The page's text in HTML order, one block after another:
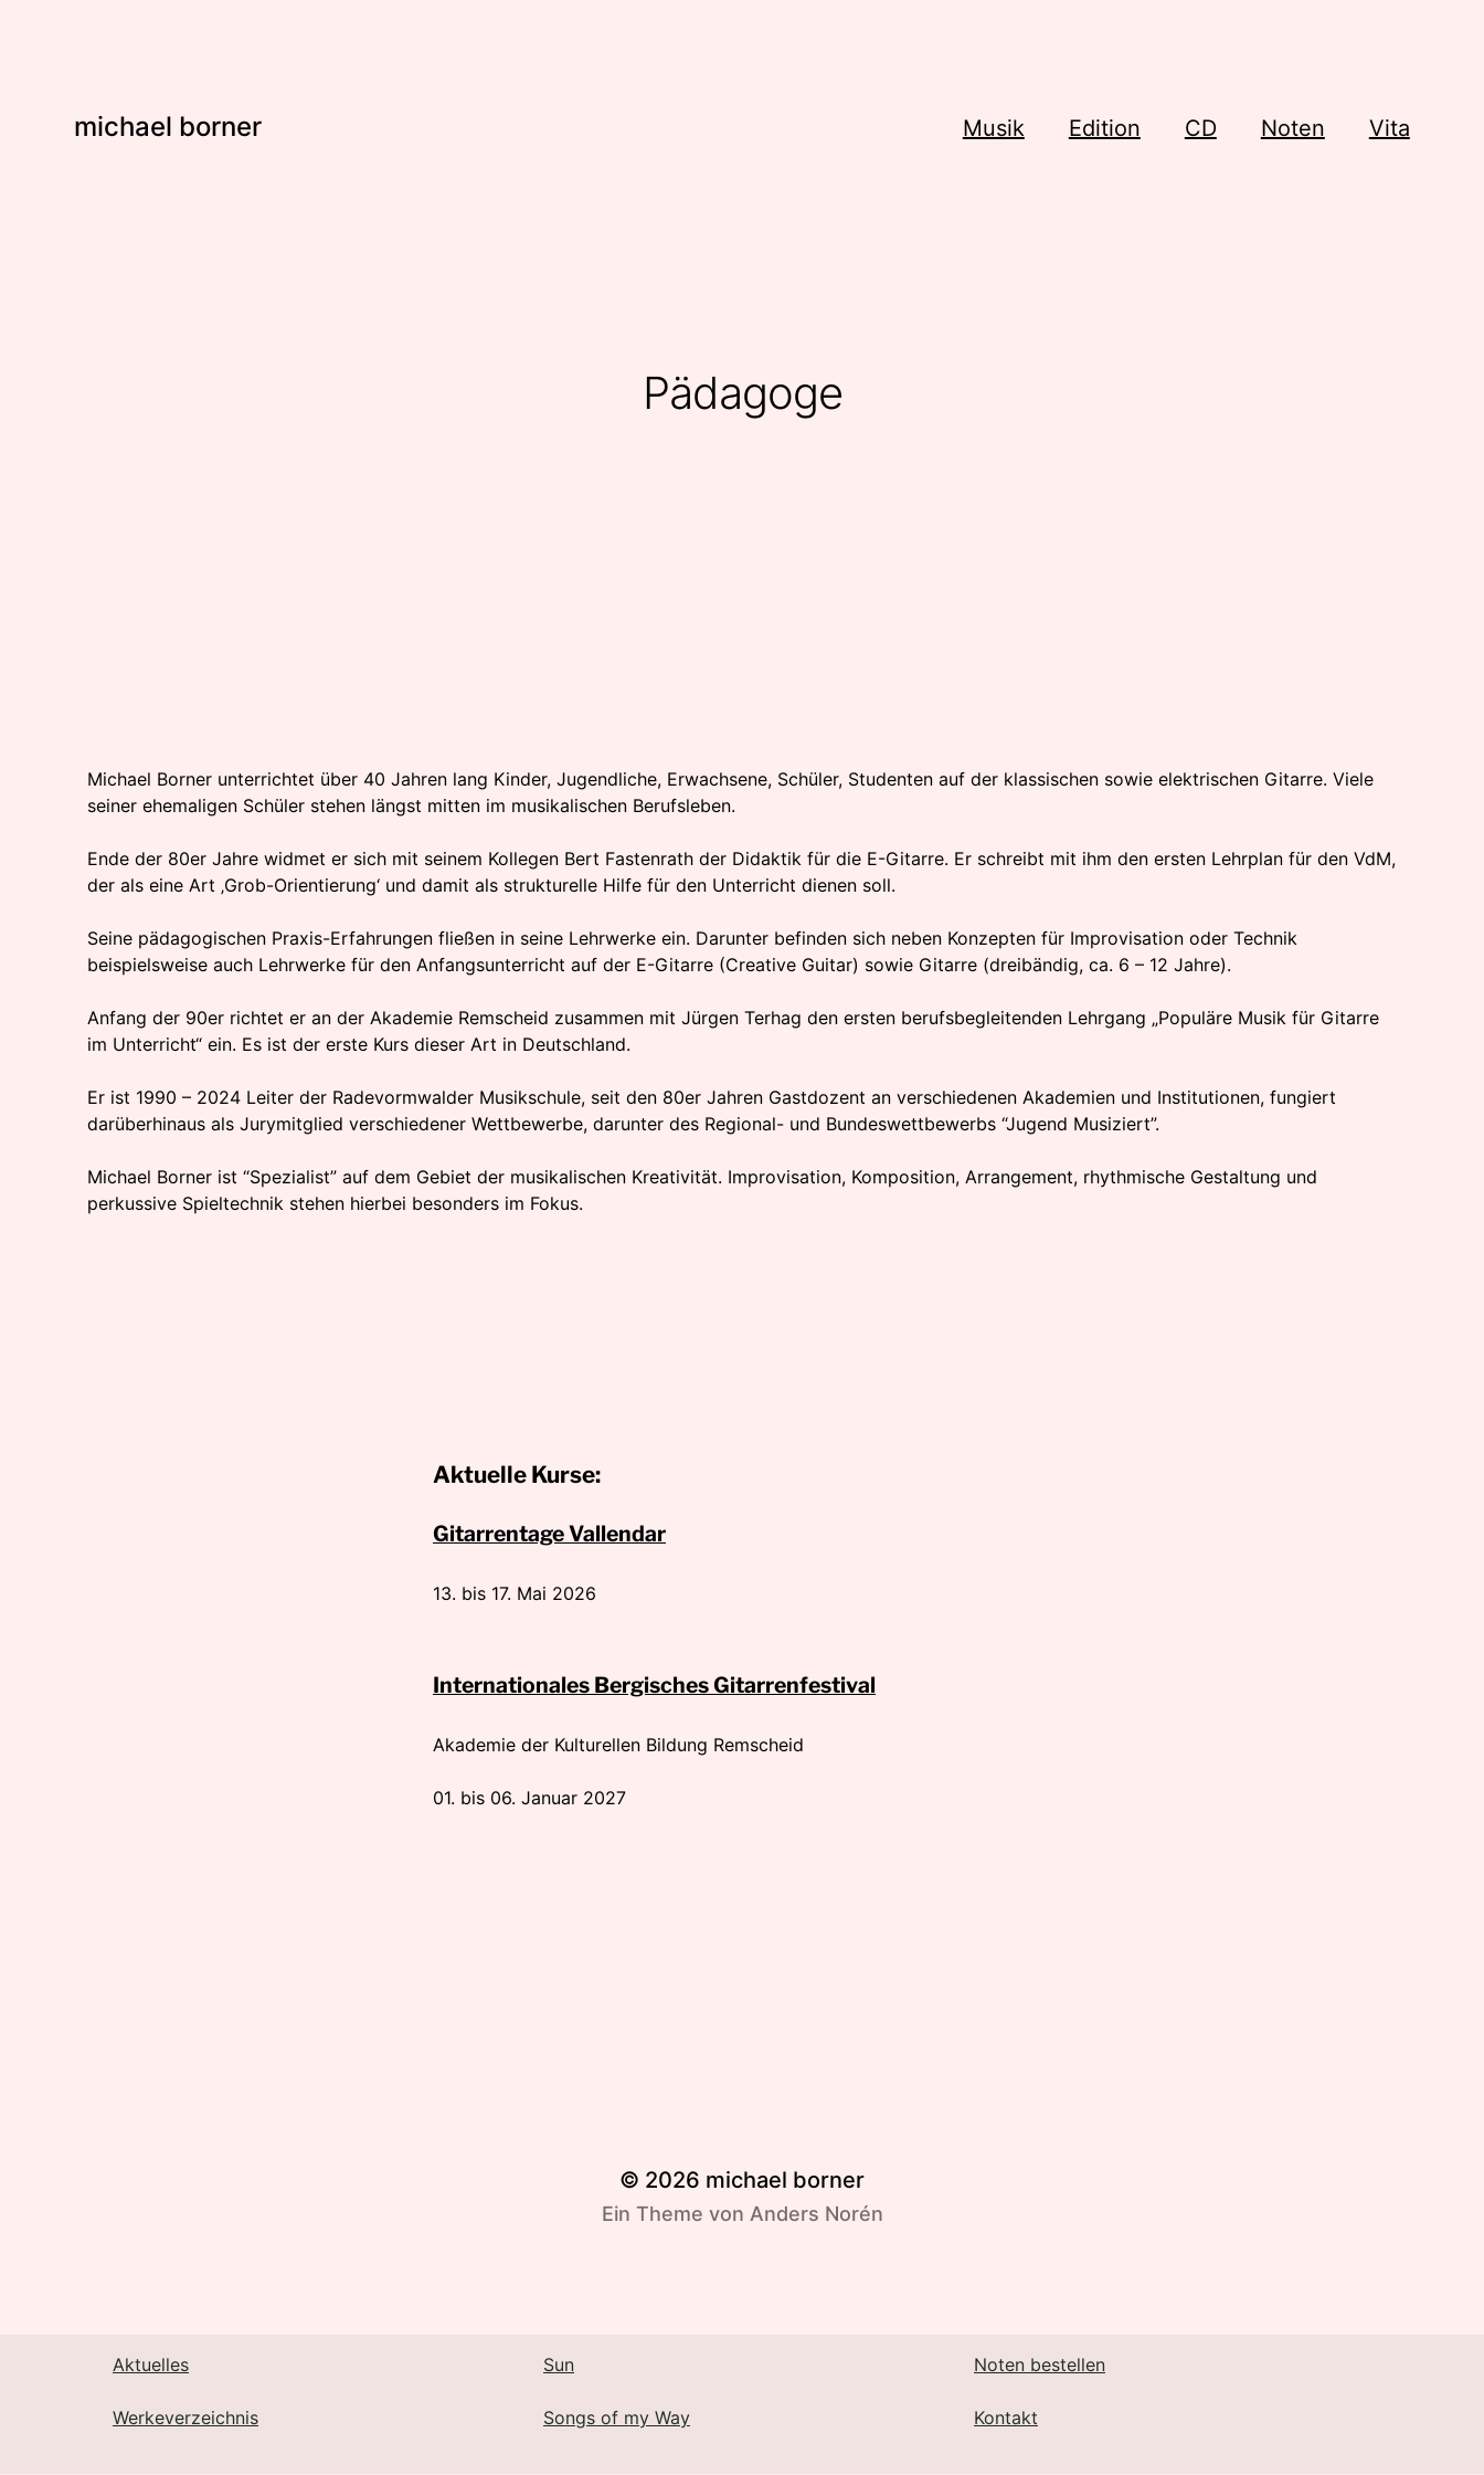
michael borner Musik Edition CD Noten Vita
Pädagoge
Michael Borner unterrichtet über 40 Jahren lang Kinder, Jugendliche, Erwachsene, Schüler, Studenten auf der klassischen sowie elektrischen Gitarre. Viele
seiner ehemaligen Schüler stehen längst mitten im musikalischen Berufsleben.
Ende der 80er Jahre widmet er sich mit seinem Kollegen Bert Fastenrath der Didaktik für die E-Gitarre. Er schreibt mit ihm den ersten Lehrplan für den VdM,
der als eine Art ‚Grob-Orientierung‘ und damit als strukturelle Hilfe für den Unterricht dienen soll.
Seine pädagogischen Praxis-Erfahrungen fließen in seine Lehrwerke ein. Darunter befinden sich neben Konzepten für Improvisation oder Technik
beispielsweise auch Lehrwerke für den Anfangsunterricht auf der E-Gitarre (Creative Guitar) sowie Gitarre (dreibändig, ca. 6 – 12 Jahre).
Anfang der 90er richtet er an der Akademie Remscheid zusammen mit Jürgen Terhag den ersten berufsbegleitenden Lehrgang „Populäre Musik für Gitarre
im Unterricht“ ein. Es ist der erste Kurs dieser Art in Deutschland.
Er ist 1990 – 2024 Leiter der Radevormwalder Musikschule, seit den 80er Jahren Gastdozent an verschiedenen Akademien und Institutionen, fungiert
darüberhinaus als Jurymitglied verschiedener Wettbewerbe, darunter des Regional- und Bundeswettbewerbs “Jugend Musiziert”.
Michael Borner ist “Spezialist” auf dem Gebiet der musikalischen Kreativität. Improvisation, Komposition, Arrangement, rhythmische Gestaltung und
perkussive Spieltechnik stehen hierbei besonders im Fokus.
Aktuelle Kurse:
Gitarrentage Vallendar
13. bis 17. Mai 2026
Internationales Bergisches Gitarrenfestival
Akademie der Kulturellen Bildung Remscheid
01. bis 06. Januar 2027
© 2026 michael borner
Ein Theme von Anders Norén
Aktuelles
Werkeverzeichnis
Sun
Songs of my Way
Noten bestellen
Kontakt